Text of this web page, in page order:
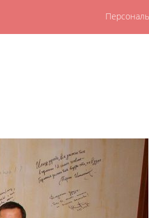
татарского
памяти выдающегося